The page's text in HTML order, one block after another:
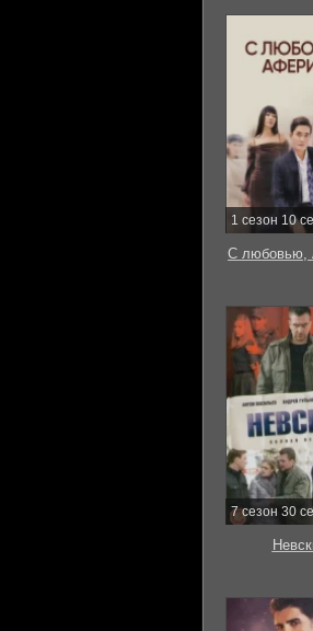
1 сезон 10
С любовью,
7 сезон 30